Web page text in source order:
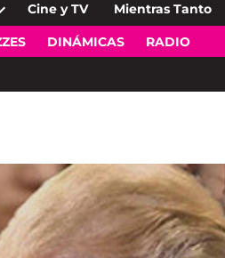
Open
dropdown
Cine y TV Mientras Tanto
DINÁMICAS RADIO